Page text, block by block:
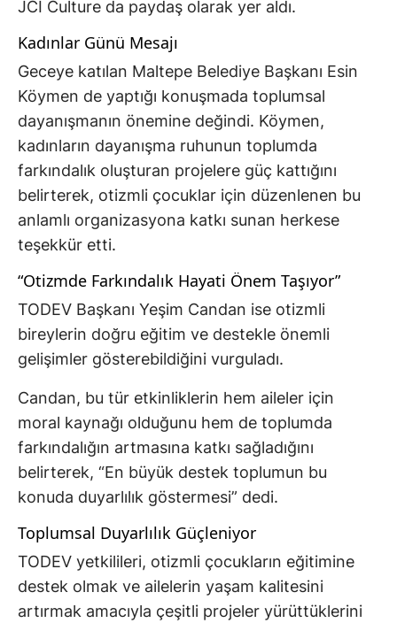
JCI Culture da paydaş olarak yer aldı.
Kadınlar Günü Mesajı
Geceye katılan Maltepe Belediye Başkanı Esin
Köymen de yaptığı konuşmada toplumsal
dayanışmanın önemine değindi. Köymen,
kadınların dayanışma ruhunun toplumda
farkındalık oluşturan projelere güç kattığını
belirterek, otizmli çocuklar için düzenlenen bu
anlamlı organizasyona katkı sunan herkese
teşekkür etti.
“Otizmde Farkındalık Hayati Önem Taşıyor”
TODEV Başkanı Yeşim Candan ise otizmli
bireylerin doğru eğitim ve destekle önemli
gelişimler gösterebildiğini vurguladı.
Candan, bu tür etkinliklerin hem aileler için
moral kaynağı olduğunu hem de toplumda
farkındalığın artmasına katkı sağladığını
belirterek, “En büyük destek toplumun bu
konuda duyarlılık göstermesi” dedi.
Toplumsal Duyarlılık Güçleniyor
TODEV yetkilileri, otizmli çocukların eğitimine
destek olmak ve ailelerin yaşam kalitesini
artırmak amacıyla çeşitli projeler yürüttüklerini